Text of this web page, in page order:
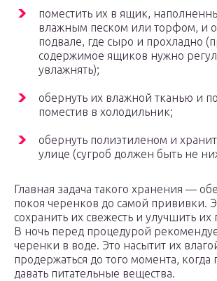
поместить их в ящик,
влажным песком или торфом, и
подвале, где сыро и прохладно
содержимое ящиков нужно
увлажнять);
обернуть их влажной тканью и
поместив в холодильник;
обернуть полиэтиленом и
улице (сугроб должен быть не
Главная задача такого хранения —
покоя черенков до самой прививки.
сохранить их свежесть и улучшить
В ночь перед процедурой
черенки в воде. Это насытит их
продержаться до того момента, когда
давать питательные вещества.